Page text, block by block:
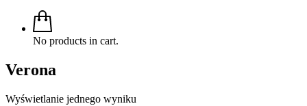
No products in cart.
Verona
Wyświetlanie jednego wyniku